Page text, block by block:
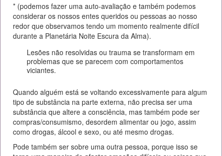
* (podemos fazer uma auto-avaliação e também podemos
considerar os nossos entes queridos ou pessoas ao nosso
redor que observamos tendo um momento realmente difícil
durante a Planetária Noite Escura da Alma).
Lesões não resolvidas ou trauma se transformam em
problemas que se parecem com comportamentos
viciantes.
Quando alguém está se voltando excessivamente para algum
tipo de substância na parte externa, não precisa ser uma
substância que altere a consciência, mas também pode ser
compras/consumismo, desordem alimentar ou jogo, assim
como drogas, álcool e sexo, ou até mesmo drogas.
Pode também ser sobre uma outra pessoa, porque isso se